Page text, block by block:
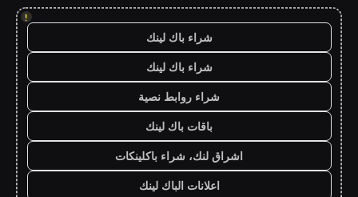
!
شراء باك لينك
شراء باك لينك
شراء روابط نصية
باقات باك لينك
اشراق لنك، شراء باكلينكات
اعلانات الباك لينك